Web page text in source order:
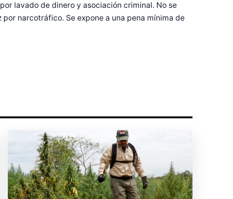
lavado de dinero y asociación criminal. No se
narcotráfico. Se expone a una pena mínima de